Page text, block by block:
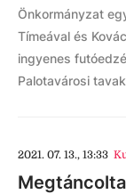
Önkormányzat
Tímeával és
ingyenes
Palotavárosi
2021. 07. 13., 13:33